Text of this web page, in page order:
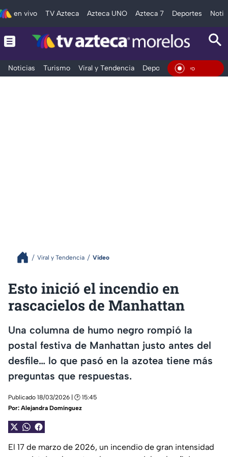
en vivo TV Azteca Azteca UNO Azteca 7 Deportes
Noticias Turismo Viral y Tendencia Deportes Espectáculos
En
Viral y Tendencia Video
Esto inició el incendio en
rascacielos de Manhattan
Una columna de humo negro rompió la
postal festiva de Manhattan justo antes del
desfile… lo que pasó en la azotea tiene más
preguntas que respuestas.
Publicado 18/03/2026 | 🕑 15:45
Por: Alejandra Domínguez
El 17 de marzo de 2026, un incendio de gran intensidad